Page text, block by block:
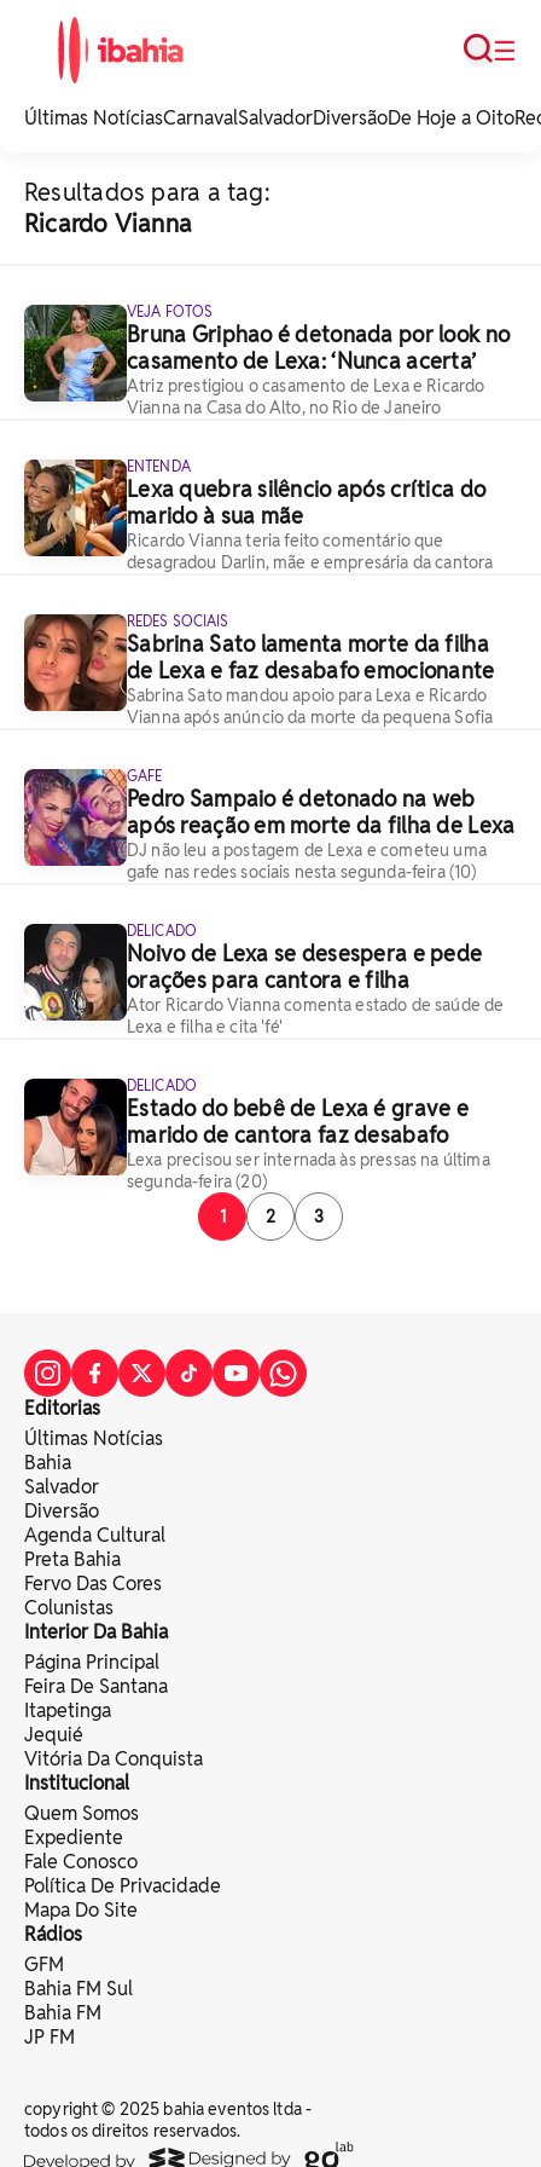
noticias e
☰
Busca
Últimas NotíciasCarnavalSalvadorDiversãoDe Hoje a Oito
Resultados para a tag:
Ricardo Vianna
VEJA FOTOS
Bruna Griphao é detonada por look no
casamento de Lexa: ‘Nunca acerta’
Atriz prestigiou o casamento de Lexa e Ricardo
Vianna na Casa do Alto, no Rio de Janeiro
ENTENDA
Lexa quebra silêncio após crítica do
marido à sua mãe
Ricardo Vianna teria feito comentário que
desagradou Darlin, mãe e empresária da cantora
REDES SOCIAIS
Sabrina Sato lamenta morte da filha
de Lexa e faz desabafo emocionante
Sabrina Sato mandou apoio para Lexa e Ricardo
Vianna após anúncio da morte da pequena Sofia
GAFE
Pedro Sampaio é detonado na web
após reação em morte da filha de Lexa
DJ não leu a postagem de Lexa e cometeu uma
gafe nas redes sociais nesta segunda-feira (10)
DELICADO
Noivo de Lexa se desespera e pede
orações para cantora e filha
Ator Ricardo Vianna comenta estado de saúde de
Lexa e filha e cita 'fé'
DELICADO
Estado do bebê de Lexa é grave e
marido de cantora faz desabafo
Lexa precisou ser internada às pressas na última
segunda-feira (20)
1
2 3
Editorias
Últimas Notícias
Bahia
Salvador
Diversão
Agenda Cultural
Preta Bahia
Fervo Das Cores
Colunistas
Interior Da Bahia
Página Principal
Feira De Santana
Itapetinga
Jequié
Vitória Da Conquista
Institucional
Quem Somos
Expediente
Fale Conosco
Política De Privacidade
Mapa Do Site
Rádios
GFM
Bahia FM Sul
Bahia FM
JP FM
copyright © 2025 bahia eventos ltda -
todos os direitos reservados.